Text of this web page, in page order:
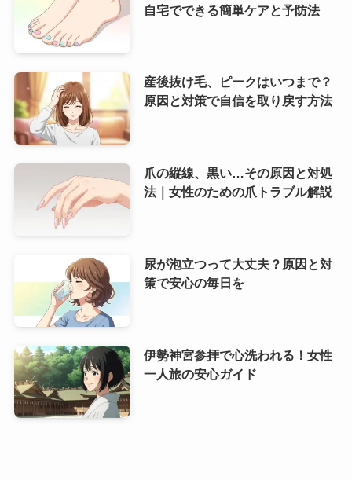
自宅でできる簡単ケアと予防法
産後抜け毛、ピークはいつまで？
原因と対策で自信を取り戻す方法
爪の縦線、黒い…その原因と対処
法｜女性のための爪トラブル解説
尿が泡立つって大丈夫？原因と対
策で安心の毎日を
伊勢神宮参拝で心洗われる！女性
一人旅の安心ガイド